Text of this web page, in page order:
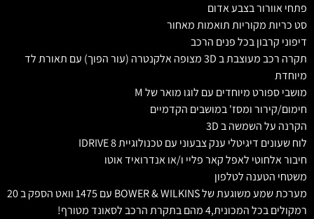
פתחי אוורור בצבע אדום
סט כריות מקוריות תואמות מאחור
דיפוני קרבון בכל פנים הרכב
תקרה רכב מעוצבת ב 3D מצופה אלקנטרה (עור הפוך) עם תאורת לד
מיוחדת
מושבי ספורט מיוחדים עם לוגו מואר של M
חימום/קירור ומסז' במושבים הקדמיים
הקרנה על השמשה ב 3D
לוח שעונים דיגיטלי ענק צבעוני עם טכנולוגיית IDRIVE 8
חיבור אלחוטי לאפל קאר פליי ו/או אנדרואיד אוטו
משטחי הטענה לטלפון
מערכת שמע משוגעת של BOWER & WILKINS עם 1475 וואט הספק ב 20
רמקולים בכל המכונית,4 מהם בתקרת הרכב לסאונד מטורף!